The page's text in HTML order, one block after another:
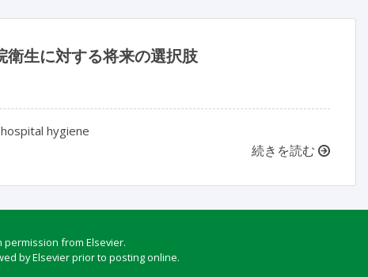
衛生に対する将来の選択肢
hygiene
続きを読む
permission from Elsevier.
by Elsevier prior to posting online.